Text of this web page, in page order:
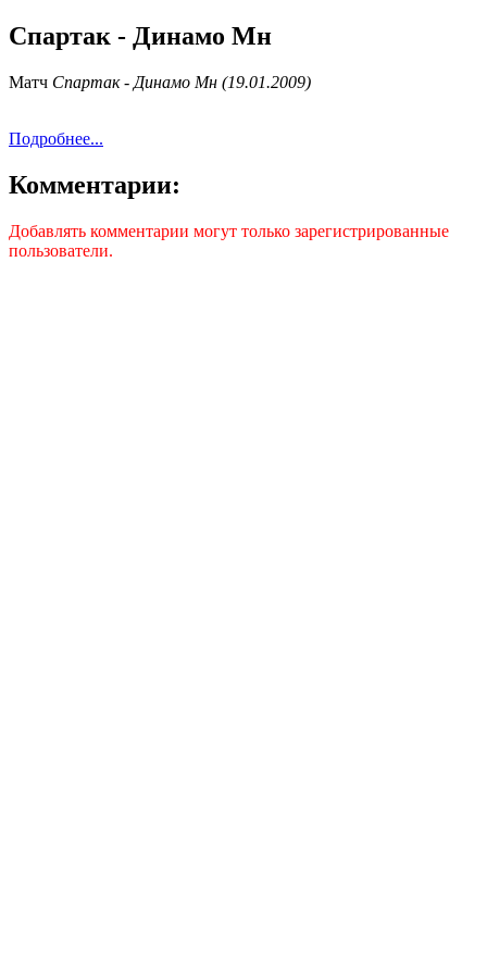
Спартак - Динамо Мн
Матч Спартак - Динамо Мн (19.01.2009)
Подробнее...
Комментарии:
Добавлять комментарии могут только зарегистрированные
пользователи.